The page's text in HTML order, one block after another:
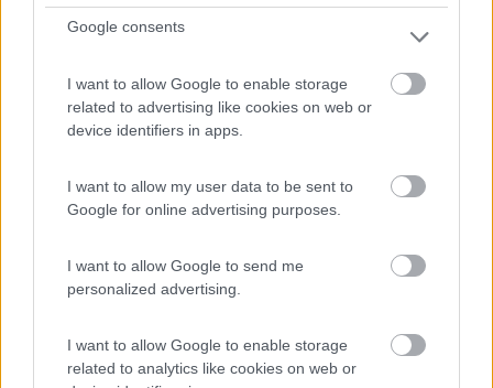
Google consents
I want to allow Google to enable storage
related to advertising like cookies on web or
device identifiers in apps.
I want to allow my user data to be sent to
Google for online advertising purposes.
I want to allow Google to send me
personalized advertising.
I want to allow Google to enable storage
related to analytics like cookies on web or
Area di sosta (AA)
Agricamping Tenuta Naturale
7